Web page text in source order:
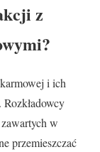
z
i ich
w
przemieszczać